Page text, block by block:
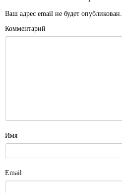
Ваш адрес email не будет опубликован.
Комментарий
Имя
Email